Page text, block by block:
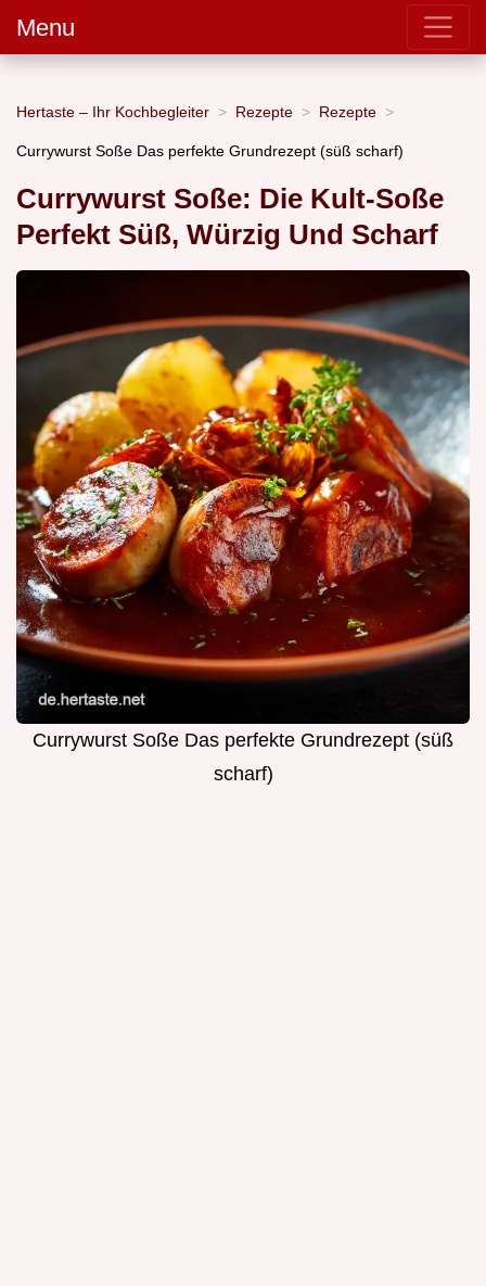
Menu
Hertaste – Ihr Kochbegleiter Rezepte Rezepte
Currywurst Soße Das perfekte Grundrezept (süß scharf)
Currywurst Soße: Die Kult-Soße
Perfekt Süß, Würzig Und Scharf
Currywurst Soße Das perfekte Grundrezept (süß
scharf)